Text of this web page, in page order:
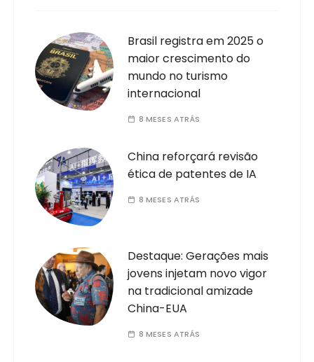
Brasil registra em 2025 o
maior crescimento do
mundo no turismo
internacional
8 MESES ATRÁS
China reforçará revisão
ética de patentes de IA
8 MESES ATRÁS
Destaque: Gerações mais
jovens injetam novo vigor
na tradicional amizade
China-EUA
8 MESES ATRÁS